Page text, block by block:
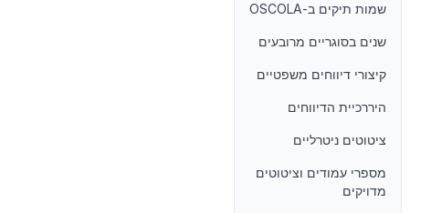
שמות תיקים ב-OSCOLA
שנים בסוגריים מרובעים
קיצורי דיווחים משפטיים
היררכיית הדיווחים
ציטוטים ניטרליים
מספרי עמודים וציטוטים
מדויקים